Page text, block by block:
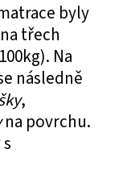
byly
třech
Na
následně
,
na povrchu.